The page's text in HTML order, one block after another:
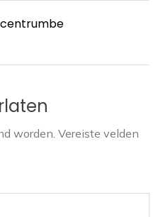
worden. Vereiste velden